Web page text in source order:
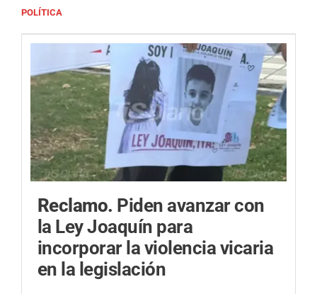
POLÍTICA
Reclamo. Piden avanzar con
la Ley Joaquín para
incorporar la violencia vicaria
en la legislación